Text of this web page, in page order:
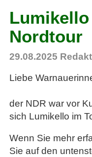
Nordtour
29.08.2025
Liebe
der NDR war vor
sich Lumikello im
Wenn Sie mehr
Sie auf den